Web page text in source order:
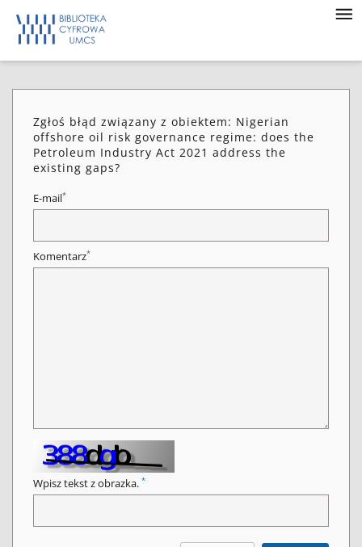
Zgłoś błąd związany z obiektem: Nigerian
offshore oil risk governance regime: does the
Petroleum Industry Act 2021 address the
existing gaps?
E-mail*
Komentarz*
Wpisz tekst z obrazka. *